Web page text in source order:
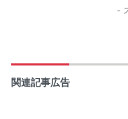
-
関連記事広告